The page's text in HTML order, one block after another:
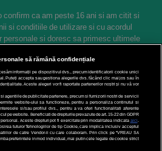
confirm ca am peste 16 ani si am citit si
si conditiile de utilizare si cu acordul
personale si doresc sa primesc ultimele
Menu
să rămână confidențiale
informații pe dispozitivul dvs., precum identificatorii cookie unici
Puteți accepta sau gestiona alegerile dvs. făcând clic mai jos sau în
Aceste alegeri vor fi raportate partenerilor noștri și nu vă vor
agentiile de publicitate partenere, precum si furnizorii nostri de servicii
website-ului sa functioneze, pentru a personaliza continutul si
si/sau profilul dvs., pentru a va oferi functionalitati aferente
pe website. Beneficiati de drepturile prevazute de art. 15-22 din GDPR
Aceste drepturi pot fi exercitate prin modalitatea indicata aici
tuturor Tehnologiilor de tip Cookie, care implica inclusiv acceptul
de catre Vendor-ii cu care colaboram. Prin click pe “VREAU SA
preferintele in mod individual, mai putin cele legate de cookie strict